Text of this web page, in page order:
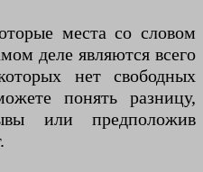
места со словом
деле являются всего
нет свободных
понять разницу,
или предположив